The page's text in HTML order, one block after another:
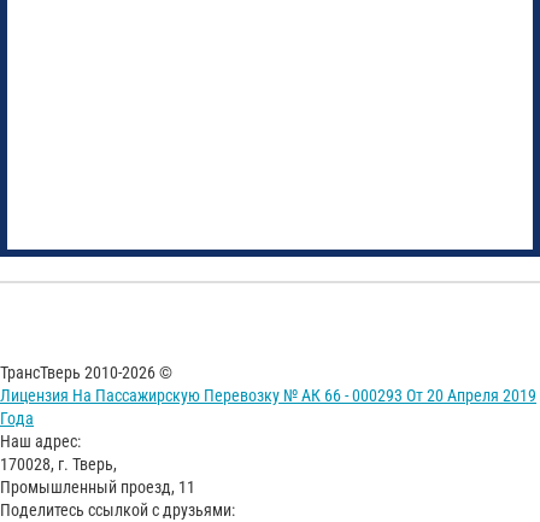
ТрансТверь 2010-2026 ©
Лицензия На Пассажирскую Перевозку № АК 66 - 000293 От 20 Апреля 2019
Года
Наш адрес:
170028, г. Тверь,
Промышленный проезд, 11
Поделитесь ссылкой с друзьями: